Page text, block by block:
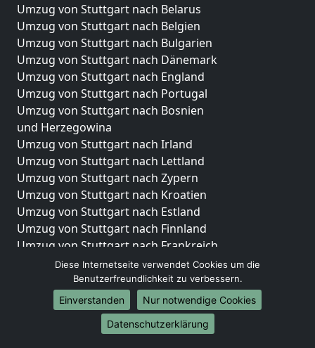
Umzug von Stuttgart nach Belarus
Umzug von Stuttgart nach Belgien
Umzug von Stuttgart nach Bulgarien
Umzug von Stuttgart nach Dänemark
Umzug von Stuttgart nach England
Umzug von Stuttgart nach Portugal
Umzug von Stuttgart nach Bosnien
und Herzegowina
Umzug von Stuttgart nach Irland
Umzug von Stuttgart nach Lettland
Umzug von Stuttgart nach Zypern
Umzug von Stuttgart nach Kroatien
Umzug von Stuttgart nach Estland
Umzug von Stuttgart nach Finnland
Umzug von Stuttgart nach Frankreich
Umzug von Stuttgart nach Griechenland
Umzug von Stuttgart nach Italien
Umzug von Stuttgart nach Liechtenstein
Umzug von Stuttgart nach Luxemburg
Umzug von Stuttgart nach Niederlande
Diese Internetseite verwendet Cookies um die
Benutzerfreundlichkeit zu verbessern.
Einverstanden
Nur notwendige Cookies
Datenschutzerklärung